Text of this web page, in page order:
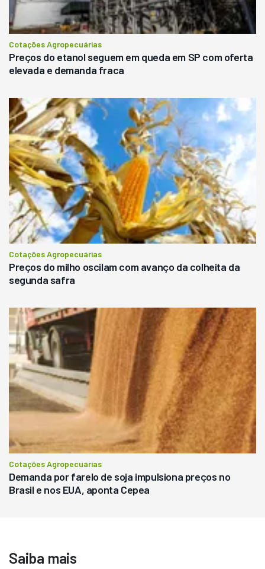
Cotações Agropecuárias
Preços do etanol seguem em queda em SP com oferta
elevada e demanda fraca
Cotações Agropecuárias
Preços do milho oscilam com avanço da colheita da
segunda safra
Cotações Agropecuárias
Demanda por farelo de soja impulsiona preços no
Brasil e nos EUA, aponta Cepea
Saiba mais